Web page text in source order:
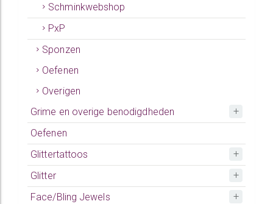
Schminkwebshop
PxP
Sponzen
Oefenen
Overigen
Grime en overige benodigdheden
Oefenen
Glittertattoos
Glitter
Face/Bling Jewels